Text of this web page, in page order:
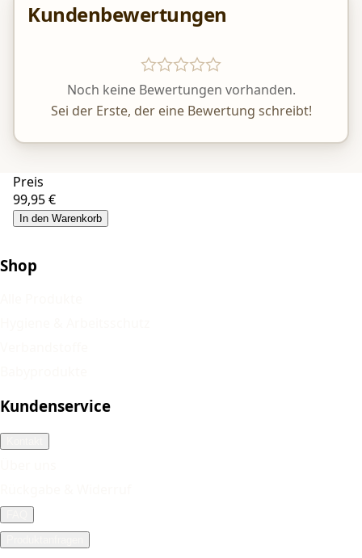
Kundenbewertungen
Noch keine Bewertungen vorhanden.
Sei der Erste, der eine Bewertung schreibt!
Preis
99,95 €
In den Warenkorb
Shop
Kundenservice